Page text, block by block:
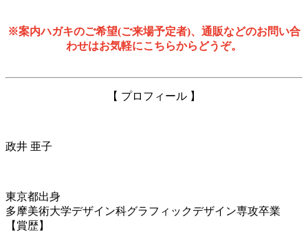
※案内ハガキのご希望(ご来場予定者)、通販などのお問い合
わせはお気軽にこちらからどうぞ。
【 プロフィール 】
政井 亜子
東京都出身
多摩美術大学デザイン科グラフィックデザイン専攻卒業
【賞歴】